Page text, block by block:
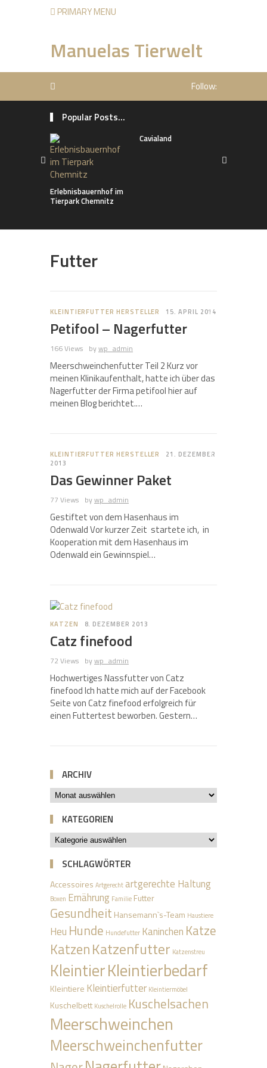
PRIMARY MENU
Manuelas Tierwelt
Follow:
Popular Posts...
Erlebnisbauernhof im
Tierpark Chemnitz
Cavialand
Futter
KLEINTIERFUTTER HERSTELLER 15. APRIL 2014
Petifool – Nagerfutter
166 Views
0
bywp_admin
Meerschweinchenfutter Teil 2 Kurz vor
meinen Klinikaufenthalt, hatte ich über das
Nagerfutter der Firma petifool hier auf
meinen Blog berichtet.…
KLEINTIERFUTTER HERSTELLER
21. DEZEMBER
2013
Das Gewinner Paket
77 Views
0
bywp_admin
Gestiftet von dem Hasenhaus im
Odenwald Vor kurzer Zeit startete ich, in
Kooperation mit dem Hasenhaus im
Odenwald ein Gewinnspiel…
KATZEN 8. DEZEMBER 2013
Catz finefood
72 Views bywp_admin
Hochwertiges Nassfutter von Catz
finefood Ich hatte mich auf der Facebook
Seite von Catz finefood erfolgreich für
einen Futtertest beworben. Gestern…
ARCHIV
KATEGORIEN
SCHLAGWÖRTER
Accessoires Artgerechtartgerechte Haltung
Boxen Ernährung Familie Futter
Gesundheit Hansemann`s-Team Haustiere
Heu Hunde Hundefutter Kaninchen Katze
KatzenKatzenfutter Katzenstreu
KleintierKleintierbedarf
Kleintiere Kleintierfutter Kleintiermöbel
Kuschelbett Kuschelrolle Kuschelsachen
Meerschweinchen
Meerschweinchenfutter